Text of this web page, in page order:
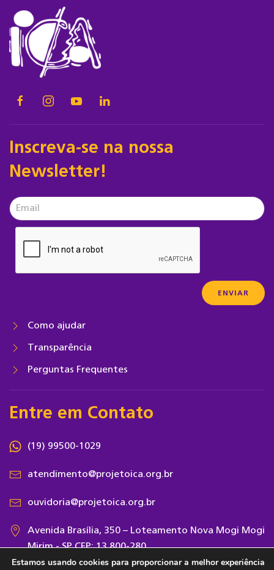
Inscreva-se na nossa
Newsletter!
Como ajudar
Transparência
Perguntas Frequentes
Entre em Contato
(19) 99500-1029
atendimento@projetoica.org.br
ouvidoria@projetoica.org.br
Avenida Brasília, 350 – Loteamento Nova Mogi Mogi
Mirim - SP CEP: 13.800-280
Estamos usando cookies para proporcionar a melhor experiência